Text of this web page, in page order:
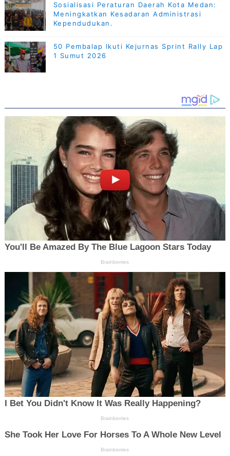
Sosialisasi Peraturan Daerah Kota Medan:
Meningkatkan Kesadaran Administrasi
Kependudukan.
50 Pembalap Ikuti Kejurnas Sprint Rally Lap
1 Sumut 2026